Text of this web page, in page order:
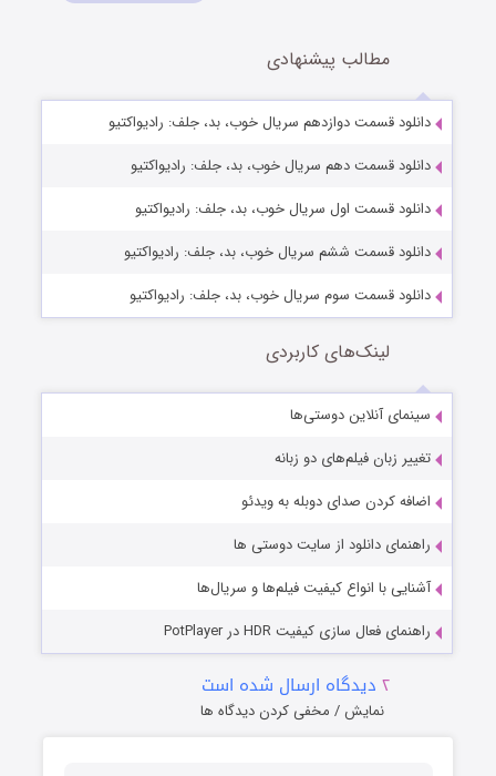
مطالب پیشنهادی
دانلود قسمت دوازدهم سریال خوب، بد، جلف: رادیواکتیو
دانلود قسمت دهم سریال خوب، بد، جلف: رادیواکتیو
دانلود قسمت اول سریال خوب، بد، جلف: رادیواکتیو
دانلود قسمت ششم سریال خوب، بد، جلف: رادیواکتیو
دانلود قسمت سوم سریال خوب، بد، جلف: رادیواکتیو
لینک‌های کاربردی
سینمای آنلاین دوستی‌ها
تغییر زبان فیلم‌های دو زبانه
اضافه کردن صدای دوبله به ویدئو
راهنمای دانلود از سایت دوستی ها
آشنایی با انواع کیفیت فیلم‌ها و سریال‌ها
راهنمای فعال سازی کیفیت HDR در PotPlayer
۲ دیدگاه ارسال شده است
نمایش / مخفی کردن دیدگاه ها